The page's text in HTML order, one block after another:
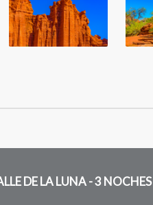
DE LA LUNA - 3 NOCHES